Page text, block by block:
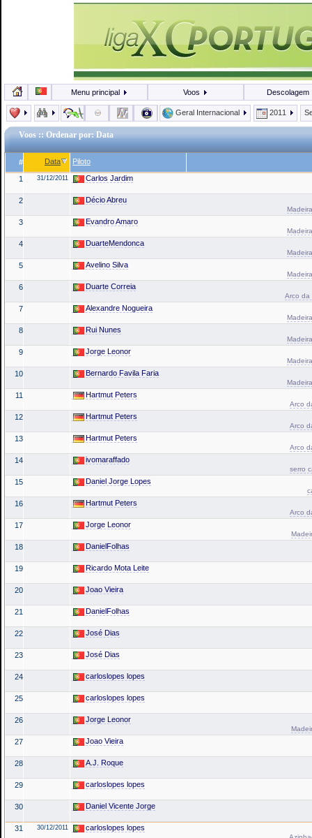
Menu principal Voos Descolagem
Geral Internacional 2011
Voos :: Ordenar por: Data
# Data Piloto
1 31/12/2011 Carlos Jardim
2 Décio Abreu
3 Evandro Amaro
4 DuarteMendonca
5 Avelino Silva
6 Duarte Correia
Arco da
7 Alexandre Nogueira
8 Rui Nunes
9 Jorge Leonor
10 Bernardo Favila Faria
11 Hartmut Peters
Arco
12 Hartmut Peters
Arco
13 Hartmut Peters
Arco
14 ivomaraffado
serro
15 Daniel Jorge Lopes
16 Hartmut Peters
Arco
17 Jorge Leonor
18 DanielFolhas
19 Ricardo Mota Leite
20 Joao Vieira
21 DanielFolhas
22 José Dias
23 José Dias
24 carloslopes lopes
25 carloslopes lopes
26 Jorge Leonor
27 Joao Vieira
28 A.J. Roque
29 carloslopes lopes
30 Daniel Vicente Jorge
31 30/12/2011 carloslopes lopes